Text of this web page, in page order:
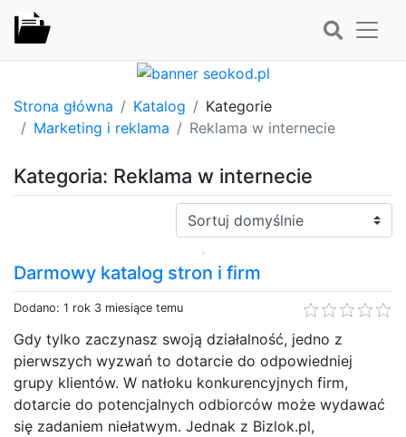
Strona główna Katalog
Kategorie
Marketing i reklama
Reklama w internecie
Kategoria: Reklama w internecie
Sortuj:
Darmowy katalog stron i firm
Dodano: 1 rok 3 miesiące temu
Gdy tylko zaczynasz swoją działalność, jedno z
pierwszych wyzwań to dotarcie do odpowiedniej
grupy klientów. W natłoku konkurencyjnych firm,
dotarcie do potencjalnych odbiorców może wydawać
się zadaniem niełatwym. Jednak z Bizlok.pl,